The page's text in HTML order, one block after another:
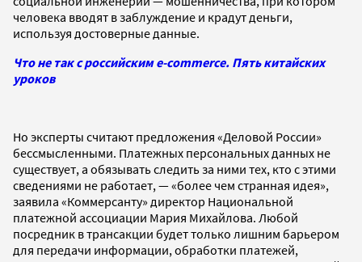
человека вводят в заблуждение и крадут деньги,
используя достоверные данные.
Что не так с российским e-commerce. Пять китайских
уроков
Но эксперты считают предложения «Деловой России»
бессмысленными. Платежных персональных данных не
существует, а обязывать следить за ними тех, кто с этими
сведениями не работает, — «более чем странная идея»,
заявила «Коммерсанту» директор Национальной
платежной ассоциации Мария Михайлова. Любой
посредник в трансакции будет только лишним барьером
для передачи информации, обработки платежей,